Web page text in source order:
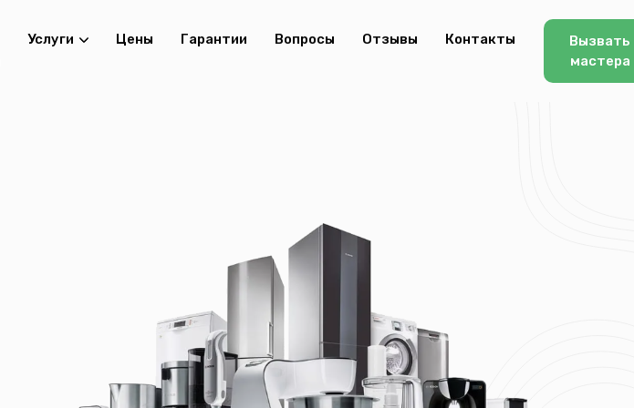
Услуги Цены Гарантии Вопросы Отзывы Контакты
Вызвать
мастера